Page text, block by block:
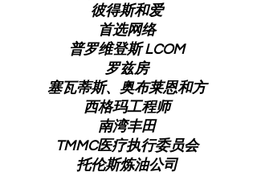
彼得斯和爱
首选网络
普罗维登斯 LCOM
罗兹房
塞瓦蒂斯、奥布莱恩和方
西格玛工程师
南湾丰田
TMMC医疗执行委员会
托伦斯炼油公司